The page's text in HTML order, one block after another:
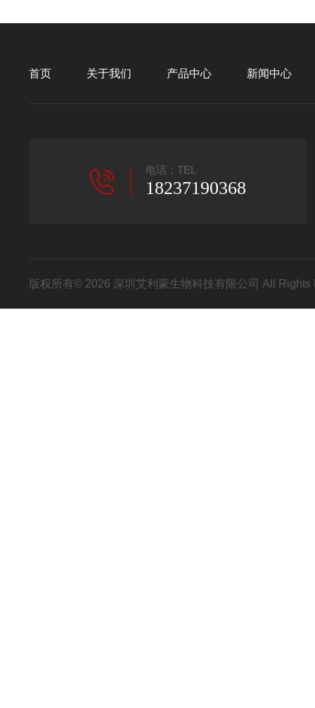
首页 关于我们 产品中心 新闻中心
电话：TEL
18237190368
版权所有© 2026 深圳艾利蒙生物科技有限公司 All